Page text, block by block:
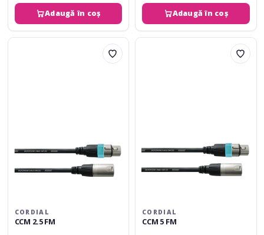
Adaugă în coș Adaugă în coș
Cordial
CORDIAL
CCM 2.5 FM
Cordial
CORDIAL
CCM 5 FM